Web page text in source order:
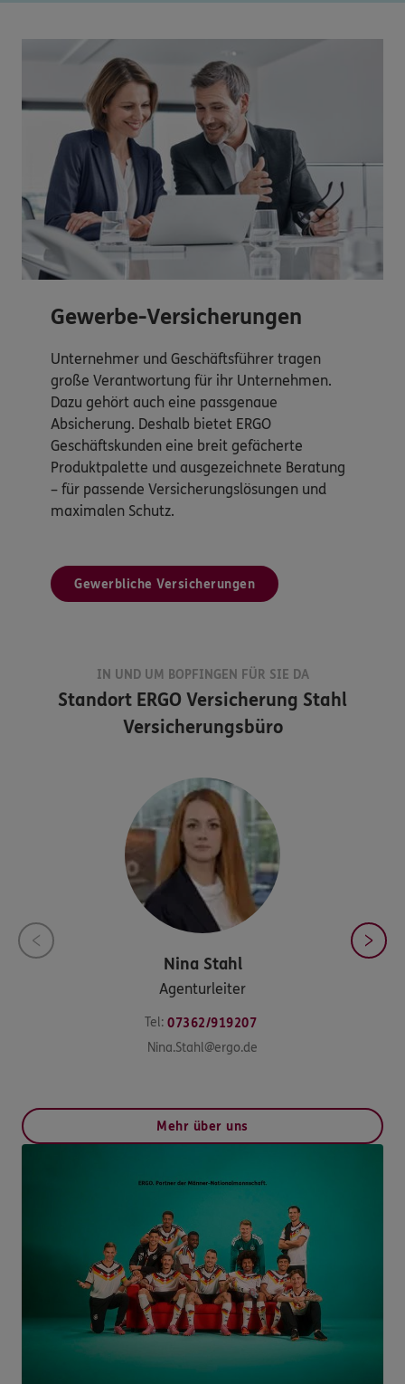
Gewerbe-Versicherungen
Unternehmer und Geschäftsführer tragen
große Verantwortung für ihr Unternehmen.
Dazu gehört auch eine passgenaue
Absicherung. Deshalb bietet ERGO
Geschäftskunden eine breit gefächerte
Produktpalette und ausgezeichnete Beratung
– für passende Versicherungslösungen und
maximalen Schutz.
Gewerbliche Versicherungen
IN UND UM BOPFINGEN FÜR SIE DA
Standort ERGO Versicherung Stahl
Versicherungsbüro
Nina Stahl
Agenturleiter
Tel: 07362/919207
Nina.Stahl@ergo.de
Mehr über uns